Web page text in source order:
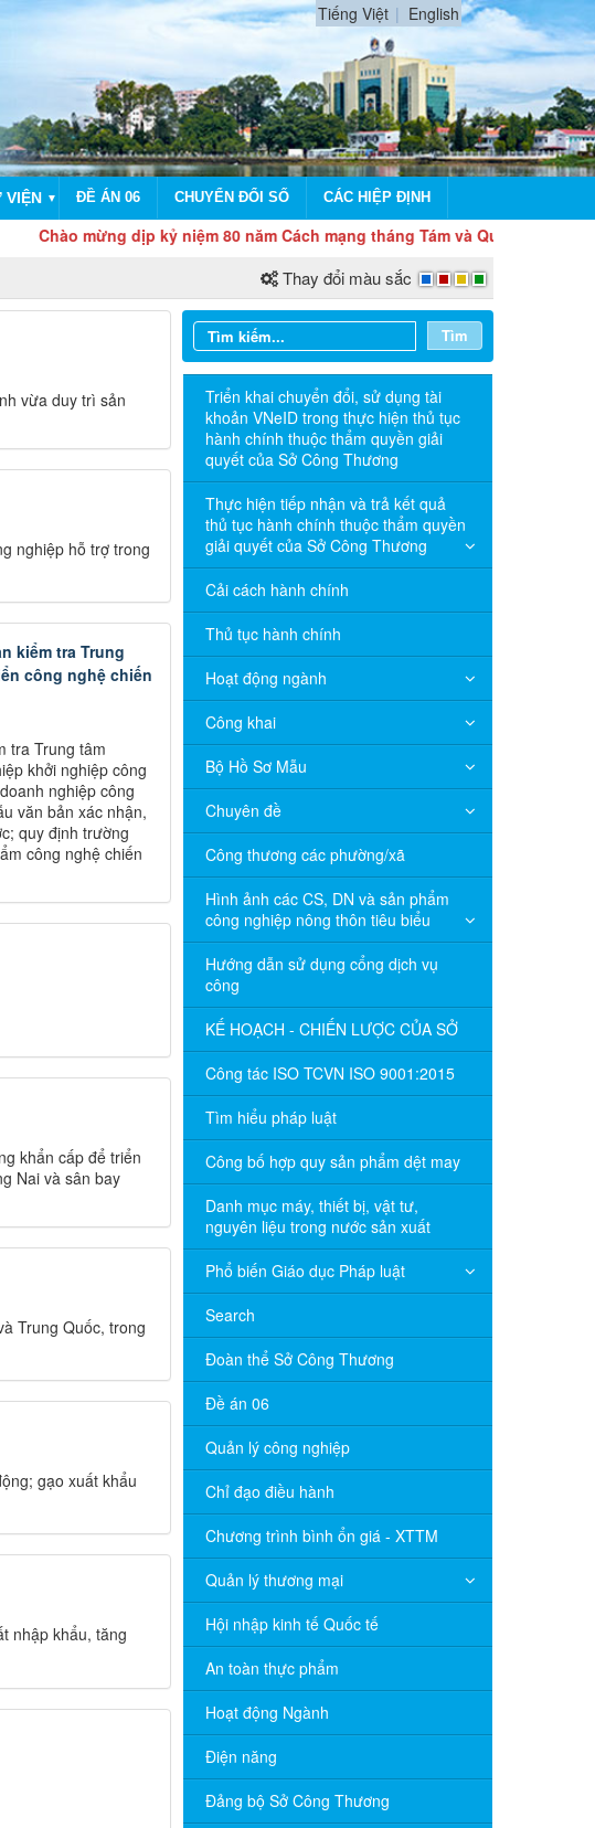
Tiếng Việt English
VIỆN ▼ ĐỀ ÁN 06 CHUYỂN ĐỔI SỐ CÁC HIỆP ĐỊNH
mừng dịp kỷ niệm 80 năm Cách mạng tháng Tám và Quốc khánh 2/9
Thay đổi màu sắc
vừa duy trì sản
nghiệp hỗ trợ trong
kiểm tra Trung
công nghệ chiến
tra Trung tâm
khởi nghiệp công
nghiệp công
văn bản xác nhận,
quy định trường
công nghệ chiến
khẩn cấp để triển
Nai và sân bay
Trung Quốc, trong
gạo xuất khẩu
nhập khẩu, tăng
Tìm
Triển khai chuyển đổi, sử dụng tài
khoản VNeID trong thực hiện thủ tục
hành chính thuộc thẩm quyền giải
quyết của Sở Công Thương
Thực hiện tiếp nhận và trả kết quả
thủ tục hành chính thuộc thẩm quyền
giải quyết của Sở Công Thương
Cải cách hành chính
Thủ tục hành chính
Hoạt động ngành
Công khai
Bộ Hồ Sơ Mẫu
Chuyên đề
Công thương các phường/xã
Hình ảnh các CS, DN và sản phẩm
công nghiệp nông thôn tiêu biểu
Hướng dẫn sử dụng cổng dịch vụ
công
KẾ HOẠCH - CHIẾN LƯỢC CỦA SỞ
Công tác ISO TCVN ISO 9001:2015
Tìm hiểu pháp luật
Công bố hợp quy sản phẩm dệt may
Danh mục máy, thiết bị, vật tư,
nguyên liệu trong nước sản xuất
Phổ biến Giáo dục Pháp luật
Search
Đoàn thể Sở Công Thương
Đề án 06
Quản lý công nghiệp
Chỉ đạo điều hành
Chương trình bình ổn giá - XTTM
Quản lý thương mại
Hội nhập kinh tế Quốc tế
An toàn thực phẩm
Hoạt động Ngành
Điện năng
Đảng bộ Sở Công Thương